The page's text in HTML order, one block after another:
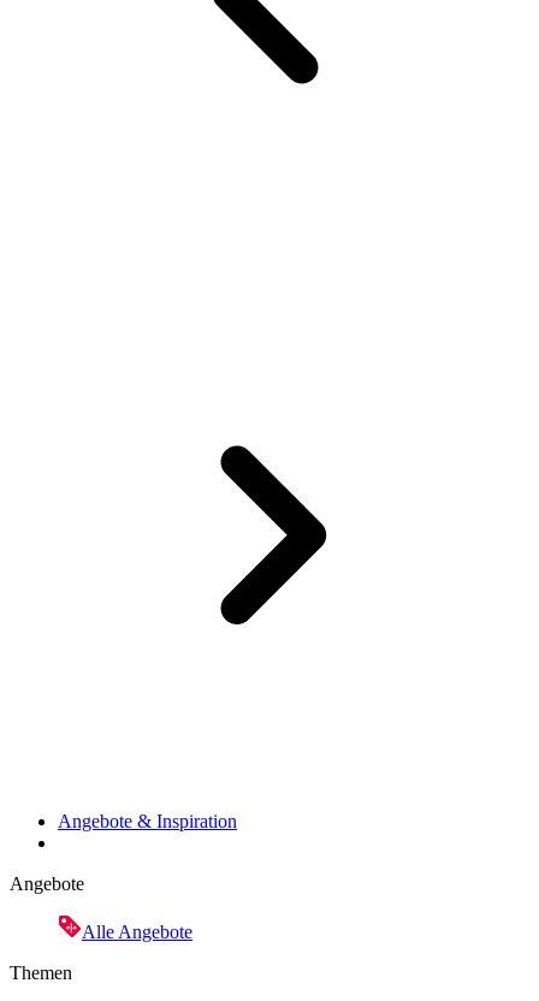
Angebote & Inspiration
Angebote
Alle Angebote
Themen